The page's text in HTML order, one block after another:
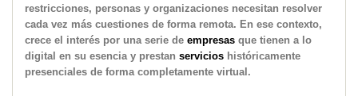
restricciones, personas y organizaciones necesitan resolver
cada vez más cuestiones de forma remota. En ese contexto,
crece el interés por una serie de empresas que tienen a lo
digital en su esencia y prestan servicios históricamente
presenciales de forma completamente virtual.